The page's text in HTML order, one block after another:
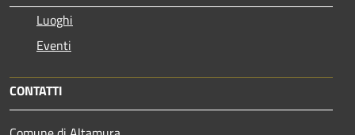
Luoghi
Eventi
CONTATTI